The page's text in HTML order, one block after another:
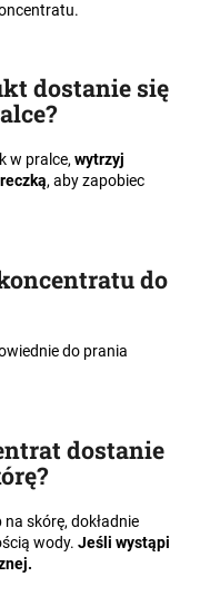
dostanie się
?
w pralce,wytrzyj
, aby zapobiec
do
do prania
dostanie
?
skórę, dokładnie
wody. Jeśli wystąpi